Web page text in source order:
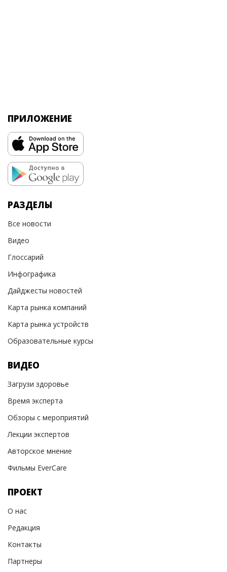
ПРИЛОЖЕНИЕ
РАЗДЕЛЫ
Все новости
Видео
Глоссарий
Инфографика
Дайджесты новостей
Карта рынка компаний
Карта рынка устройств
Образовательные курсы
ВИДЕО
Загрузи здоровье
Время эксперта
Обзоры с мероприятий
Лекции экспертов
Авторское мнение
Фильмы EverCare
ПРОЕКТ
О нас
Редакция
Контакты
Партнеры